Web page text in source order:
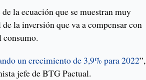
la ecuación que se muestran muy
la inversión que va a compensar con
consumo.
un crecimiento de 3,9% para 2022”,
jefe de BTG Pactual.